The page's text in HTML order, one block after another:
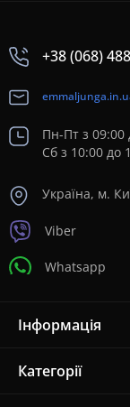
+38 (068)
Пн-Пт з 09:00
Сб з 10:00 до
Україна, м.
Viber
Whatsapp
Інформація
Категорії